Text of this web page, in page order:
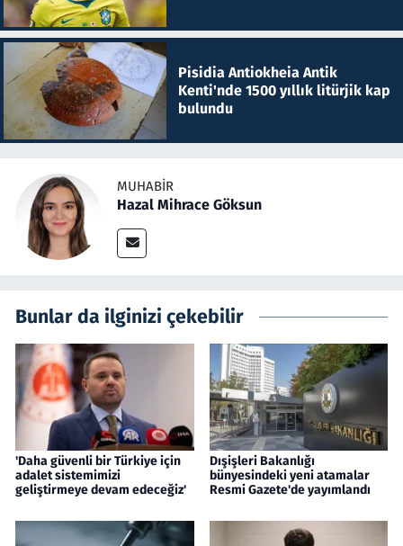
Pisidia Antiokheia Antik
Kenti'nde 1500 yıllık litürjik kap
bulundu
MUHABIR
Hazal Mihrace Göksun
Bunlar da ilginizi çekebilir
'Daha güvenli bir Türkiye için
adalet sistemimizi
geliştirmeye devam edeceğiz'
Dışişleri Bakanlığı
bünyesindeki yeni atamalar
Resmi Gazete'de yayımlandı